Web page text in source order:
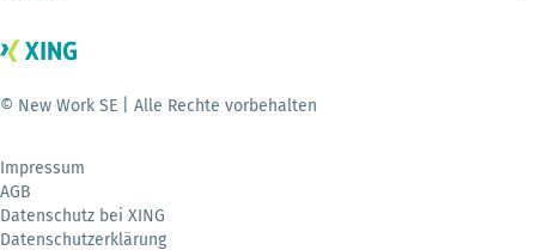
© New Work SE | Alle Rechte vorbehalten
Impressum
AGB
Datenschutz bei XING
Datenschutzerklärung